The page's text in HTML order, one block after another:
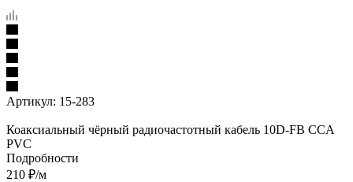
Артикул: 15-283
Коаксиальный чёрный радиочастотный кабель 10D-FB CCA
PVC
Подробности
210 ₽/м